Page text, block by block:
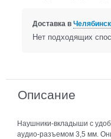
Доставка в Челябинск
Нет подходящих
Описание
Наушники-вкладыши с
аудио-разъемом 3,5 мм.